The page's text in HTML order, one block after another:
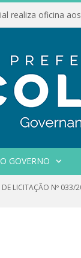
O GOVERNO
DE LICITAÇÃO Nº